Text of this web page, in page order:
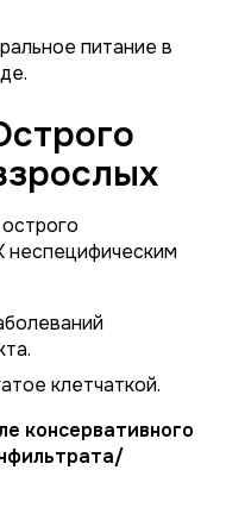
питание в
неспецифическим
клетчаткой.
консервативного